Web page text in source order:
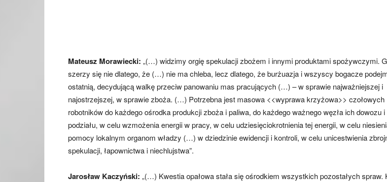
Mateusz Morawiecki: „(…) widzimy orgię spekulacji zbożem i innymi produktami spożywczymi.
szerzy się nie dlatego, że (…) nie ma chleba, lecz dlatego, że burżuazja i wszyscy bogacze
ostatnią, decydującą walkę przeciw panowaniu mas pracujących (…) – w sprawie najważniejszej i
najostrzejszej, w sprawie zboża. (…) Potrzebna jest masowa <<wyprawa krzyżowa>> czołowych
robotników do każdego ośrodka produkcji zboża i paliwa, do każdego ważnego węzła ich dowozu i
podziału, w celu wzmożenia energii w pracy, w celu udziesięciokrotnienia tej energii, w celu
pomocy lokalnym organom władzy (…) w dziedzinie ewidencji i kontroli, w celu unicestwienia
spekulacji, łapownictwa i niechlujstwa”.
Jarosław Kaczyński: „(…) Kwestia opałowa stała się ośrodkiem wszystkich pozostałych spraw.